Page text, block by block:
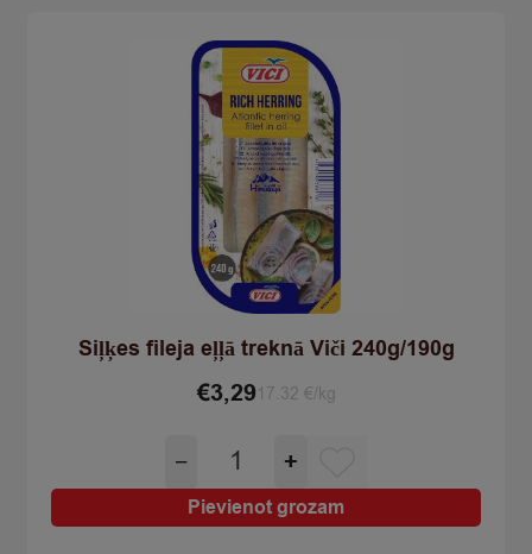
Siļķes fileja eļļā treknā Viči 240g/190g
€3,29 17.32 €/kg
−
Siļķes
fileja
eļļā
treknā
+
Pievienot grozam